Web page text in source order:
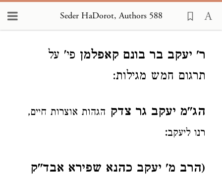
Seder HaDorot, Authors 588
ר' יעקב בר בונם קאפלמן פי' על
תרגום חמש מגילות:
הג"מ יעקב גר צדק הגהות אוצרות חיים,
רנו ליעקב:
(הרב מ' יעקב כהנא שפירא אבד"ק